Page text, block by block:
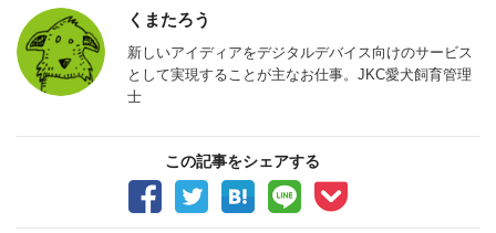
くまたろう
新しいアイディアをデジタルデバイス向けのサービス
として実現することが主なお仕事。JKC愛犬飼育管理
士
この記事をシェアする